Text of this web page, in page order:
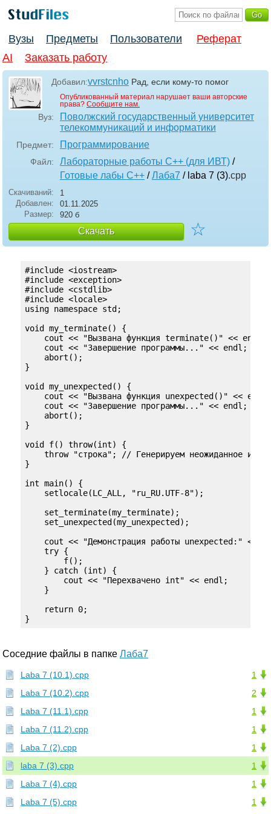
Вузы Предметы Пользователи
Реферат
AI
Заказать работу
Добавил:vvrstcnho Рад, если кому-то помог
Опубликованный материал нарушает ваши авторские
права? Сообщите нам.
Вуз:
Поволжский государственный университет
телекоммуникаций и информатики
Предмет: Программирование
Файл: Лабораторные работы С++ (для ИВТ) /
Готовые лабы С++ /Лаба7 / laba 7 (3).cpp
Скачиваний:
1
Добавлен:
01.11.2025
Размер:
920 б
Скачать ☆
#include <iostream>
#include <exception>
#include <cstdlib>
#include <locale>
using namespace std;
void my_terminate() {
    cout << "Вызвана функция terminate()" << endl;
    cout << "Завершение программы..." << endl;
    abort();
}
void my_unexpected() {
    cout << "Вызвана функция unexpected()" << endl;
    cout << "Завершение программы..." << endl;
    abort();
}
void f() throw(int) {
throw "строка"; // Генерируем неожиданное
}
int main() {
    setlocale(LC_ALL, "ru_RU.UTF-8");
    set_terminate(my_terminate);
    set_unexpected(my_unexpected);
cout << "Демонстрация работы unexpected:" <<
    try {
        f();
    } catch (int) {
        cout << "Перехвачено int" << endl;
    }
    return 0;
}
Соседние файлы в папке Лаба7
1
Laba 7 (10.1).cpp
2
Laba 7 (10.2).cpp
1
Laba 7 (11.1).cpp
1
Laba 7 (11.2).cpp
1
Laba 7 (2).cpp
1
laba 7 (3).cpp
1
Laba 7 (4).cpp
1
Laba 7 (5).cpp